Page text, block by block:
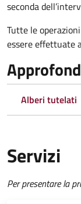
seconda
Tutte le
essere effettuate
Alberi tutelati
Servizi
Per presentare la